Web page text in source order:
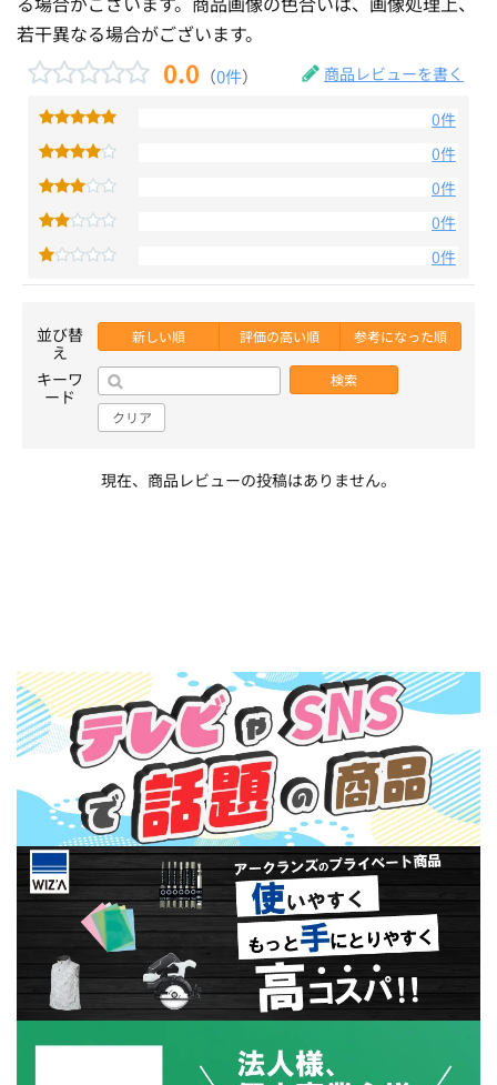
若干異なる場合がございます。
0.0 （0件） 商品レビューを書く
0件
0件
0件
0件
0件
並び替
え
新しい順 評価の高い順 参考になった順
キーワ
ード
検索
クリア
現在、商品レビューの投稿はありません。